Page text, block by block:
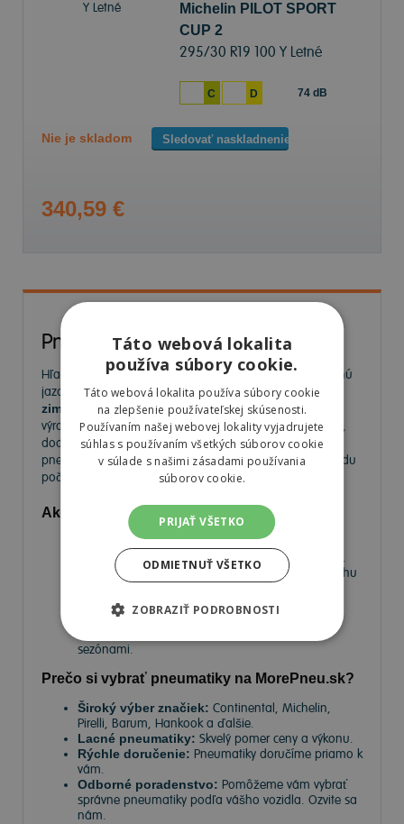
Michelin PILOT SPORT
CUP 2
295/30 R19 100 Y Letné
C D 74 dB
Nie je skladom Sledovať naskladnenie
340,59 €
Pneumatiky
Hľadáte kvalitnépneumatikypre bezpečnú a komfortnú
jazdu? NaMorePneu.sknájdete široký výber letných,
zimných a celoročných pneumatíkod popredných
výrobcov. Ponúkame pneumatiky pre osobné autá, SUV,
dodávky aj úžitkové vozidlá. Vyberte si spoľahlivé
pneumatiky za výhodné ceny a užívajte si bezpečnú jazdu
počas celého roka.
Aké pneumatiky nájdete v našej ponuke?
Letné pneumatiky– Ideálne na horúce mesiace,
poskytujú výbornú priľnavosť a nízky valivý odpor.
Zimné pneumatiky– Navrhnuté pre jazdu na snehu
priľnavosťou.
Celoročné pneumatiky – Univerzálne riešenie pre
vodičov, ktorí nechcú meniť pneumatiky medzi
sezónami.
Prečo si vybrať pneumatiky na MorePneu.sk?
Široký výber značiek: Continental, Michelin,
Pirelli, Barum, Hankook a ďalšie.
Lacné pneumatiky: Skvelý pomer ceny a výkonu.
Rýchle doručenie: Pneumatiky doručíme priamo k
vám.
Odborné poradenstvo: Pomôžeme vám vybrať
správne pneumatiky podľa vášho vozidla. Ozvite sa
nám.
Táto webová lokalita
používa súbory cookie.
Táto webová lokalita používa súbory cookie
na zlepšenie používateľskej skúsenosti.
Používaním našej webovej lokality vyjadrujete
súhlas s používaním všetkých súborov cookie
v súlade s našimi zásadami používania
súborov cookie.
PRIJAŤ VŠETKO
ODMIETNUŤ VŠETKO
ZOBRAZIŤ PODROBNOSTI